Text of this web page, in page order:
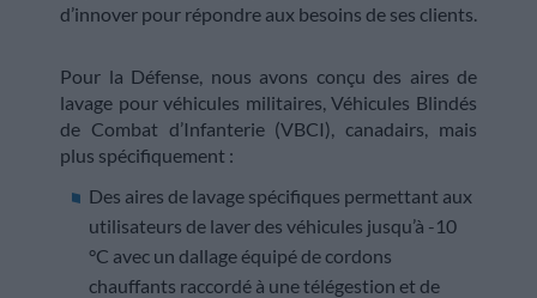
d’innover pour répondre aux besoins de ses clients.
Pour la Défense, nous avons conçu des aires de
lavage pour véhicules militaires, Véhicules Blindés
de Combat d’Infanterie (VBCI), canadairs, mais
plus spécifiquement :
Des aires de lavage spécifiques permettant aux
utilisateurs de laver des véhicules jusqu’à -10
°C avec un dallage équipé de cordons
chauffants raccordé à une télégestion et de